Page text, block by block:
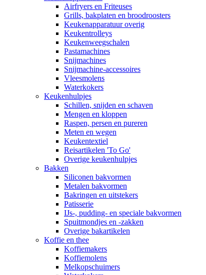
Airfryers en Friteuses
Grills, bakplaten en broodroosters
Keukenapparatuur overig
Keukentrolleys
Keukenweegschalen
Pastamachines
Snijmachines
Snijmachine-accessoires
Vleesmolens
Waterkokers
Keukenhulpjes
Schillen, snijden en schaven
Mengen en kloppen
Raspen, persen en pureren
Meten en wegen
Keukentextiel
Reisartikelen 'To Go'
Overige keukenhulpjes
Bakken
Siliconen bakvormen
Metalen bakvormen
Bakringen en uitstekers
Patisserie
IJs-, pudding- en speciale bakvormen
Spuitmondjes en -zakken
Overige bakartikelen
Koffie en thee
Koffiemakers
Koffiemolens
Melkopschuimers